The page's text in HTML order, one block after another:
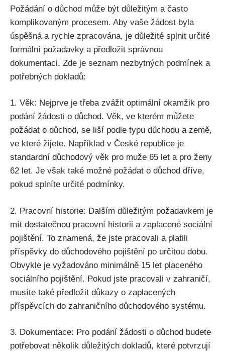
Požádání o důchod může být důležitým a často
komplikovaným procesem. Aby vaše žádost byla
úspěšná a rychle zpracována, je důležité splnit určité
formální požadavky a předložit správnou
dokumentaci. Zde je seznam nezbytných podmínek a
potřebných dokladů:
1. Věk: Nejprve je třeba zvážit optimální okamžik pro
podání žádosti o důchod. Věk, ve kterém můžete
požádat o důchod, se liší podle typu důchodu a země,
ve které žijete. Například v České republice je
standardní důchodový věk pro muže 65 let a pro ženy
62 let. Je však také možné požádat o důchod dříve,
pokud splníte určité podmínky.
2. Pracovní historie: Dalším důležitým požadavkem je
mít dostatečnou pracovní historii a zaplacené sociální
pojištění. To znamená, že jste pracovali a platili
příspěvky do důchodového pojištění po určitou dobu.
Obvykle je vyžadováno minimálně 15 let placeného
sociálního pojištění. Pokud jste pracovali v zahraničí,
musíte také předložit důkazy o zaplacených
příspěvcích do zahraničního důchodového systému.
3. Dokumentace: Pro podání žádosti o důchod budete
potřebovat několik důležitých dokladů, které potvrzují